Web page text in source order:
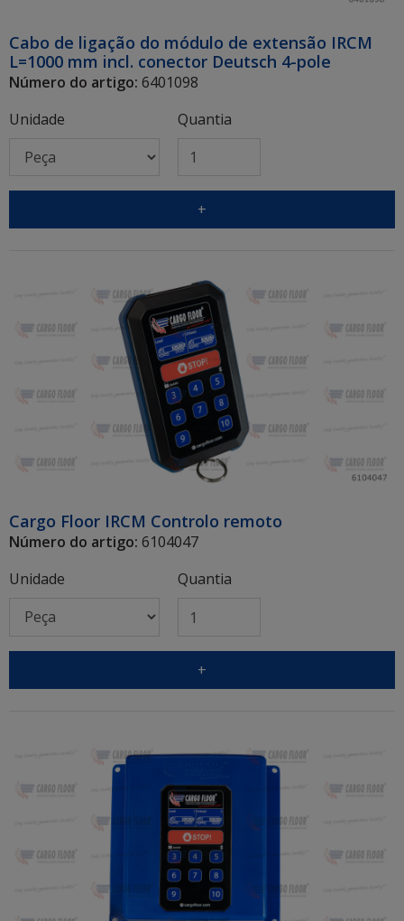
Cabo de ligação do módulo de extensão IRCM
L=1000 mm incl. conector Deutsch 4-pole
Número do artigo: 6401098
Unidade
Quantia
+
Cargo Floor IRCM Controlo remoto
Número do artigo: 6104047
Unidade
Quantia
+